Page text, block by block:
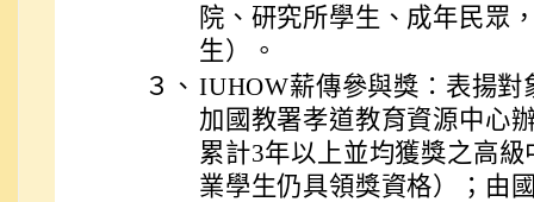
院、研究所學生、成年民眾
生）。
３、 IUHOW薪傳參與獎：表揚對
加國教署孝道教育資源中心
累計3年以上並均獲獎之高
業學生仍具領獎資格）；由